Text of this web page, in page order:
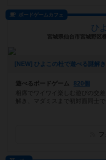
ボードゲームカフェ
ひ
宮城県仙台市宮城野区
遊べるボードゲーム
820個
相席でワイワイ楽しむ遊びの交
解き、マダミスまで初対面同士で